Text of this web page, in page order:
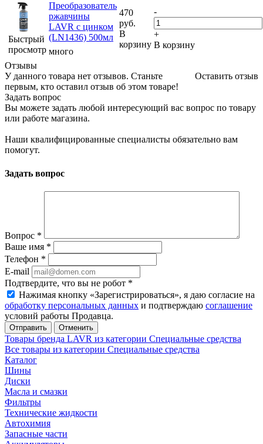
Быстрый
просмотр
Преобразователь
ржавчины
LAVR с цинком
(LN1436) 500мл
много
470
руб.
В
корзину
-
+
В корзину
Отзывы
Оставить отзыв
У данного товара нет отзывов. Станьте
первым, кто оставил отзыв об этом товаре!
Задать вопрос
Вы можете задать любой интересующий вас вопрос по товару
или работе магазина.
Наши квалифицированные специалисты обязательно вам
помогут.
Задать вопрос
Вопрос *
Ваше имя *
Телефон *
E-mail
Подтвердите, что вы не робот *
Нажимая кнопку «Зарегистрироваться», я даю согласие на
обработку персональных данных и подтверждаю соглашение
условий работы Продавца.
Отменить
Товары бренда LAVR из категории Специальные средства
Все товары из категории Специальные средства
Каталог
Шины
Диски
Масла и смазки
Фильтры
Технические жидкости
Автохимия
Запасные части